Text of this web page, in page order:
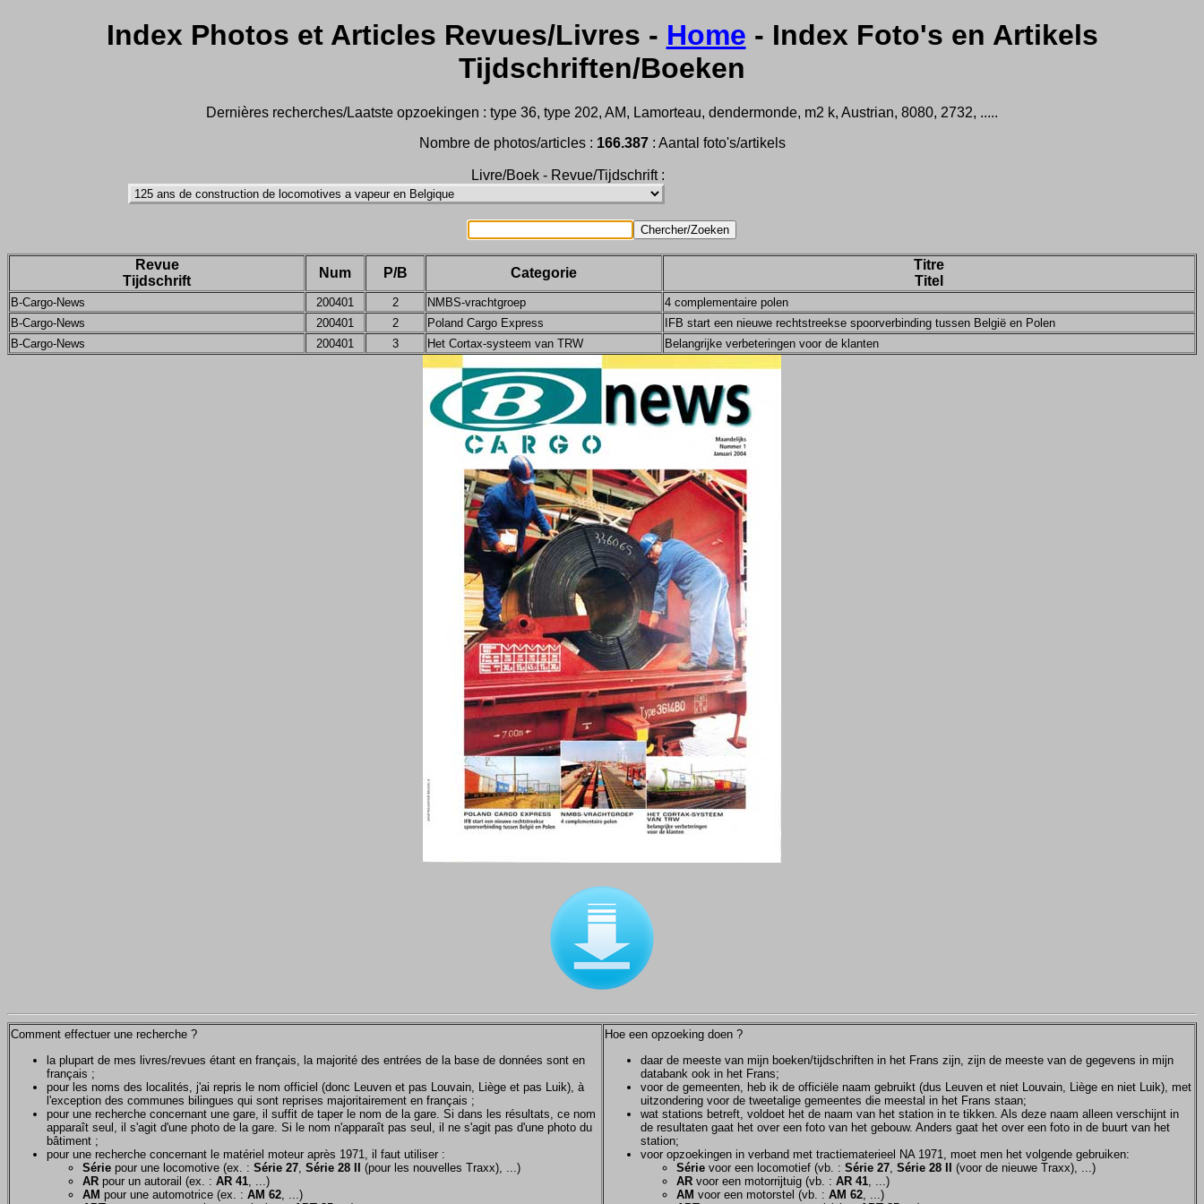
Index Photos et Articles Revues/Livres - Home - Index Foto's en Artikels
Tijdschriften/Boeken
Dernières recherches/Laatste opzoekingen : type 36, type 202, AM, Lamorteau, dendermonde, m2 k, Austrian, 8080, 2732, .....
Nombre de photos/articles : 166.387: Aantal foto's/artikels
Livre/Boek - Revue/Tijdschrift :
Revue
Tijdschrift
Num P/B Categorie
Titre
Titel
B-Cargo-News 200401 2 NMBS-vrachtgroep
4 complementaire polen
B-Cargo-News
200401 2 Poland Cargo Express
IFB start een nieuwe rechtstreekse spoorverbinding tussen België en Polen
B-Cargo-News
200401 3 Het Cortax-systeem van TRW Belangrijke verbeteringen voor de klanten
Comment effectuer une recherche ?
la plupart de mes livres/revues étant en français, la majorité des entrées de la base de données sont en
français ;
pour les noms des localités, j'ai repris le nom officiel (donc Leuven et pas Louvain, Liège et pas Luik), à
l'exception des communes bilingues qui sont reprises majoritairement en français ;
pour une recherche concernant une gare, il suffit de taper le nom de la gare. Si dans les résultats, ce nom
apparaît seul, il s'agit d'une photo de la gare. Si le nom n'apparaît pas seul, il ne s'agit pas d'une photo du
bâtiment ;
pour une recherche concernant le matériel moteur après 1971, il faut utiliser :
Série pour une locomotive (ex. : Série 27 Série 28 II
(pour les nouvelles Traxx), ...)
AR pour un autorail (ex. : AR 41 , ...)
AM pour une automotrice (ex. : AM 62 , ...)
Hoe een opzoeking doen ?
daar de meeste van mijn boeken/tijdschriften in het Frans zijn, zijn de meeste van de gegevens in mijn
databank ook in het Frans;
voor de gemeenten, heb ik de officiële naam gebruikt (dus Leuven et niet Louvain, Liège en niet Luik), met
uitzondering voor de tweetalige gemeentes die meestal in het Frans staan;
wat stations betreft, voldoet het de naam van het station in te tikken. Als deze naam alleen verschijnt in
de resultaten gaat het over een foto van het gebouw. Anders gaat het over een foto in de buurt van het
station;
voor opzoekingen in verband met tractiematerieel NA 1971, moet men het volgende gebruiken:
Série voor een locomotief (vb. : Série 27 Série 28 II
(voor de nieuwe Traxx), ...)
AR voor een motorrijtuig (vb. : AR 41 , ...)
AM voor een motorstel (vb. : AM 62 , ...)